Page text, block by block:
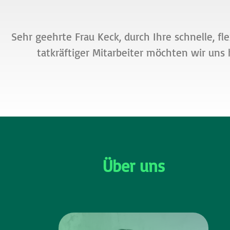
Sehr geehrte Frau Keck, durch Ihre schnelle,
tatkräftiger Mitarbeiter möchten wir uns
Über uns